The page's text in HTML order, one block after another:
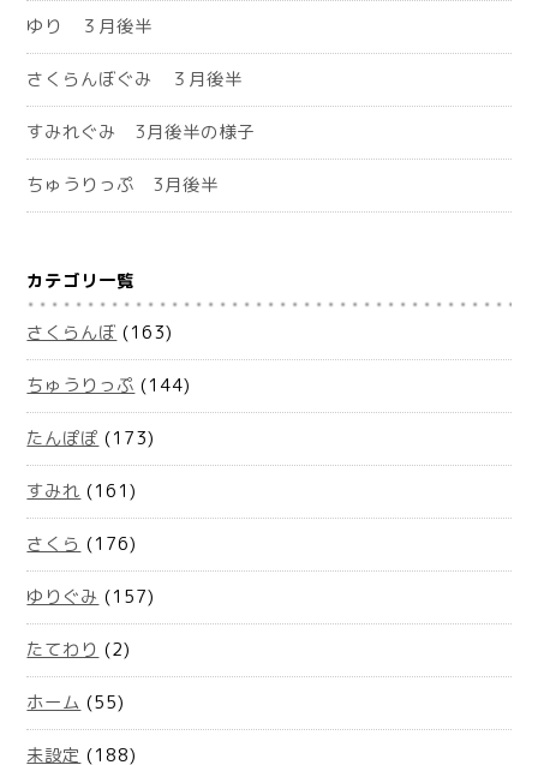
ゆり ３月後半
さくらんぼぐみ ３月後半
すみれぐみ 3月後半の様子
ちゅうりっぷ 3月後半
カテゴリ一覧
さくらんぼ (163)
ちゅうりっぷ (144)
たんぽぽ (173)
すみれ (161)
さくら (176)
ゆりぐみ (157)
たてわり (2)
ホーム (55)
未設定 (188)